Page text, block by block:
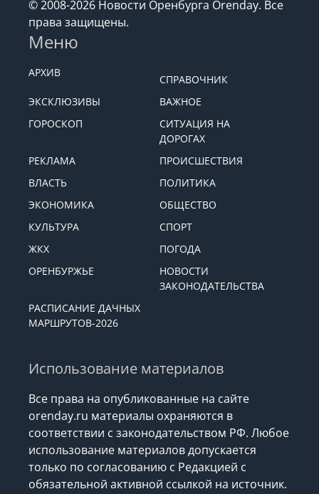
© 2008-2026 Новости Оренбурга Orenday. Все
права защищены.
Меню
АРХИВ
СПРАВОЧНИК
ЭКСКЛЮЗИВЫ
ВАЖНОЕ
ГОРОСКОП
СИТУАЦИЯ НА
ДОРОГАХ
РЕКЛАМА
ПРОИСШЕСТВИЯ
ВЛАСТЬ
ПОЛИТИКА
ЭКОНОМИКА
ОБЩЕСТВО
КУЛЬТУРА
СПОРТ
ЖКХ
ПОГОДА
ОРЕНБУРЖЬЕ
НОВОСТИ
ЗАКОНОДАТЕЛЬСТВА
РАСПИСАНИЕ ДАЧНЫХ
МАРШРУТОВ-2026
Использование материалов
Все права на опубликованные на сайте
orenday.ru материалы охраняются в
соответствии с законодательством РФ. Любое
использование материалов допускается
только по согласованию с Редакцией с
обязательной активной ссылкой на источник.